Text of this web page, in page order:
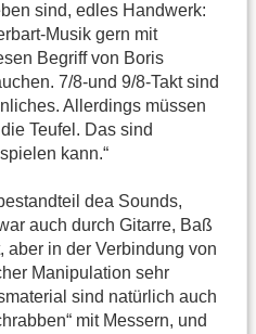
sind, edles Handwerk:
Musik gern mit
Begriff von Boris
7/8-und 9/8-Takt sind
Allerdings müssen
Teufel. Das sind
kann.“
dea Sounds,
auch durch Gitarre, Baß
aber in der Verbindung von
Manipulation sehr
sind natürlich auch
mit Messern, und